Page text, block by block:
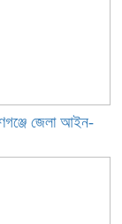
জেলা আইন-